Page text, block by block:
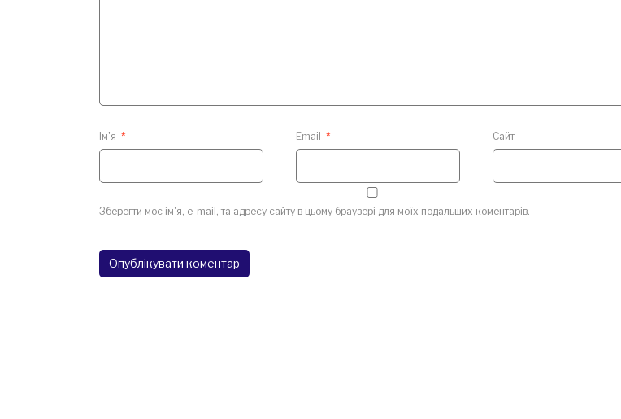
Ім'я * Email * Сайт
Зберегти моє ім'я, e-mail, та адресу сайту в цьому браузері для моїх подальших коментарів.